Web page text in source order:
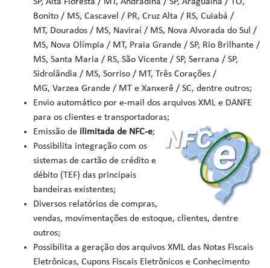
Bonito / MS, Cascavel / PR, Cruz Alta / RS, Cuiabá /
MT, Dourados / MS, Naviraí / MS, Nova Alvorada do Sul /
MS, Nova Olímpia / MT, Praia Grande / SP, Rio Brilhante /
MS, Santa Maria / RS, São Vicente / SP, Serrana / SP,
Sidrolândia / MS, Sorriso / MT, Três Corações /
MG, Varzea Grande / MT e Xanxerê / SC, dentre outros;
Envio automático por e-mail dos arquivos XML e DANFE
para os clientes e transportadoras;
Emissão de ilimitada de NFC-e;
Possibilita integração com os
sistemas de cartão de crédito e
débito (TEF) das principais
bandeiras existentes;
Diversos relatórios de compras,
vendas, movimentações de estoque, clientes, dentre
outros;
Possibilita a geração dos arquivos XML das Notas Fiscais
Eletrônicas, Cupons Fiscais Eletrônicos e Conhecimento